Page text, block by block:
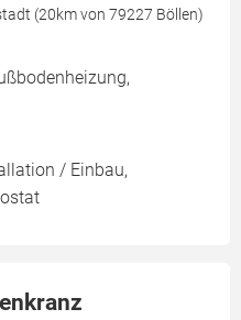
(20km von 79227 Böllen)
/ Einbau,